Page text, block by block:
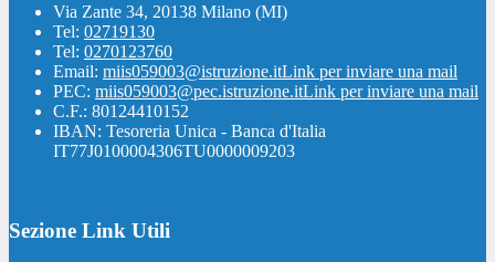
Via Zante 34, 20138 Milano (MI)
Tel: 02719130
Tel: 0270123760
Email: miis059003@istruzione.itLink per inviare una mail
PEC: miis059003@pec.istruzione.itLink per inviare una mail
C.F.: 80124410152
IBAN: Tesoreria Unica - Banca d'Italia
IT77J0100004306TU0000009203
Sezione Link Utili